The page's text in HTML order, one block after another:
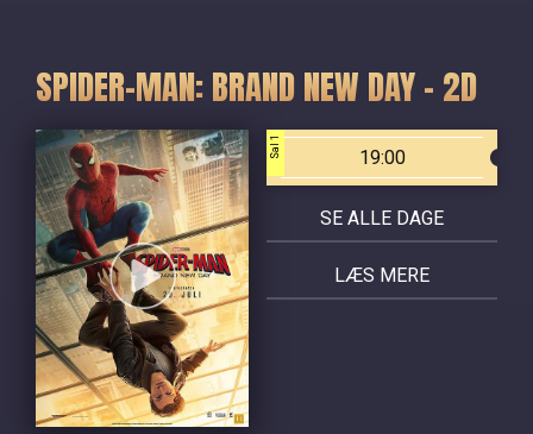
SPIDER-MAN: BRAND NEW DAY - 2D
Sal 1 19:00
SE ALLE DAGE
LÆS MERE